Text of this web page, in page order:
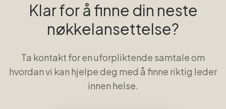
Klar for å finne din neste
nøkkelansettelse?
Ta kontakt for en uforpliktende samtale om
hvordan vi kan hjelpe deg med å finne riktig leder
innen helse.